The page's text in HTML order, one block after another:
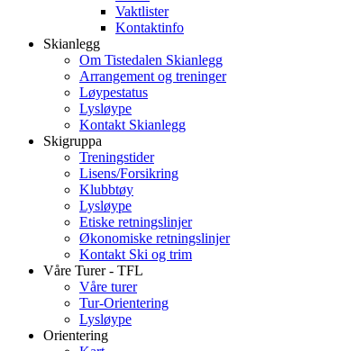
Vaktlister
Kontaktinfo
Skianlegg
Om Tistedalen Skianlegg
Arrangement og treninger
Løypestatus
Lysløype
Kontakt Skianlegg
Skigruppa
Treningstider
Lisens/Forsikring
Klubbtøy
Lysløype
Etiske retningslinjer
Økonomiske retningslinjer
Kontakt Ski og trim
Våre Turer - TFL
Våre turer
Tur-Orientering
Lysløype
Orientering